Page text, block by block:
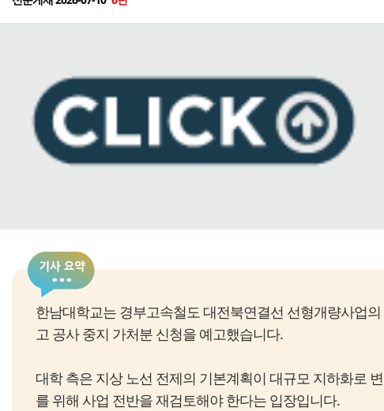
한남대학교는 경부고속철도 대전북연결선 선형개량사업
고 공사 중지 가처분 신청을 예고했습니다.
대학 측은 지상 노선 전제의 기본계획이 대규모 지하화로
를 위해 사업 전반을 재검토해야 한다는 입장입니다.